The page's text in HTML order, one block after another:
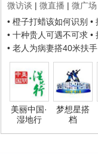
微访谈 | 微直播 | 微广场
• 橙子打蜡该如何识别 •
• 十种贵人可遇不可求 •
• 老人为病妻搭40米扶手
美丽中国·
湿地行
梦想星搭
档